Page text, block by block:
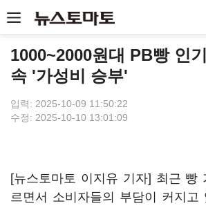
1000~2000원대 PB빵 인
속 '가성비 승부'
입력: 2025-10-09 11:50:22
수정: 2025-10-10 13:01:09
[뉴스토마토 이지유 기자] 최근 빵
르면서 소비자들의 부담이 커지고